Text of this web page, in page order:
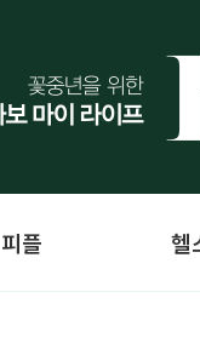
피플 헬